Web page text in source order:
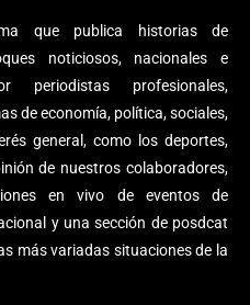
que publica historias de
noticiosos, nacionales e
periodistas profesionales,
de economía, política, sociales,
general, como los deportes,
de nuestros colaboradores,
en vivo de eventos de
y una sección de posdcat
más variadas situaciones de la